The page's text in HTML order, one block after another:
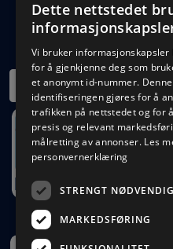
Meld deg på
22
Dette nettstedet
Vi bruker informasjonskapsler
for å gjenkjenne deg som
et anonymt id-nummer. Denne
identifiseringen gjøres for å
trafikken på nettstedet og for
presis og relevant
målretting av annonser. Les
personvernerklæring
STRENGT NØDVENDIG
MARKEDSFØRING